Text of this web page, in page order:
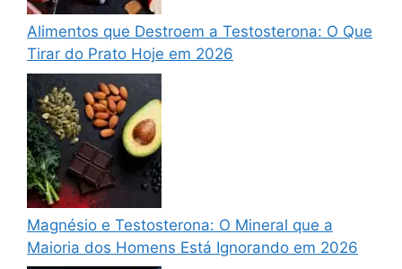
Alimentos que Destroem a Testosterona: O Que
Tirar do Prato Hoje em 2026
Magnésio e Testosterona: O Mineral que a
Maioria dos Homens Está Ignorando em 2026